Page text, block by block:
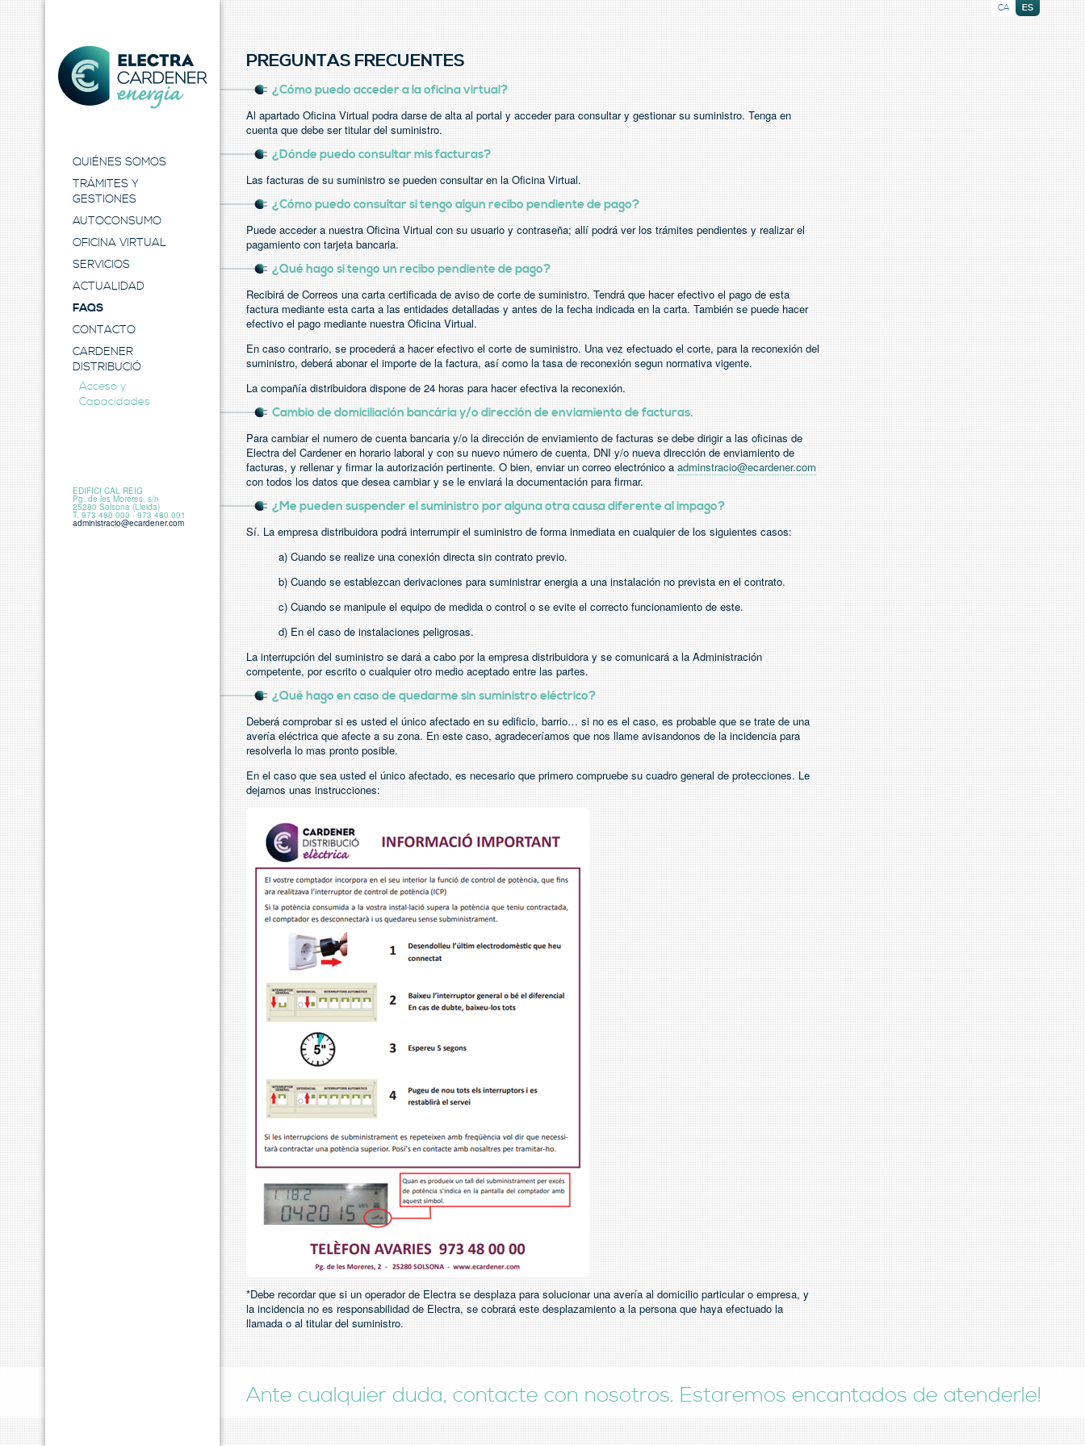
CA ES
Electra Energia
QUIÉNES SOMOS
TRÁMITES Y
GESTIONES
AUTOCONSUMO
OFICINA VIRTUAL
SERVICIOS
ACTUALIDAD
FAQS
CONTACTO
CARDENER
DISTRIBUCIÓ
Acceso y
Capacidades
EDIFICI CAL REIG
Pg. de les Moreres, s/n
25280 Solsona (Lleida)
T. 973 480 000 · 973 480 001
administracio@ecardener.com
PREGUNTAS FRECUENTES
¿Cómo puedo acceder a la oficina virtual?
Al apartado Oficina Virtual podra darse de alta al portal y acceder para consultar y gestionar su suministro. Tenga en
cuenta que debe ser titular del suministro.
¿Dónde puedo consultar mis facturas?
Las facturas de su suministro se pueden consultar en la Oficina Virtual.
¿Cómo puedo consultar si tengo algun recibo pendiente de pago?
Puede acceder a nuestra Oficina Virtual con su usuario y contraseña; allí podrá ver los trámites pendientes y realizar el
pagamiento con tarjeta bancaria.
¿Qué hago si tengo un recibo pendiente de pago?
Recibirá de Correos una carta certificada de aviso de corte de suministro. Tendrá que hacer efectivo el pago de esta
factura mediante esta carta a las entidades detalladas y antes de la fecha indicada en la carta. También se puede hacer
efectivo el pago mediante nuestra Oficina Virtual.
En caso contrario, se procederá a hacer efectivo el corte de suministro. Una vez efectuado el corte, para la reconexión del
suministro, deberá abonar el importe de la factura, así como la tasa de reconexión segun normativa vigente.
La compañía distribuidora dispone de 24 horas para hacer efectiva la reconexión.
Cambio de domiciliación bancária y/o dirección de enviamiento de facturas.
Para cambiar el numero de cuenta bancaria y/o la dirección de enviamiento de facturas se debe dirigir a las oficinas de
Electra del Cardener en horario laboral y con su nuevo número de cuenta, DNI y/o nueva dirección de enviamiento de
facturas, y rellenar y firmar la autorización pertinente. O bien, enviar un correo electrónico a adminstracio@ecardener.com
con todos los datos que desea cambiar y se le enviará la documentación para firmar.
¿Me pueden suspender el suministro por alguna otra causa diferente al impago?
Sí. La empresa distribuidora podrá interrumpir el suministro de forma inmediata en cualquier de los siguientes casos:
a) Cuando se realize una conexión directa sin contrato previo.
b) Cuando se establezcan derivaciones para suministrar energia a una instalación no prevista en el contrato.
c) Cuando se manipule el equipo de medida o control o se evite el correcto funcionamiento de este.
d) En el caso de instalaciones peligrosas.
La interrupción del suministro se dará a cabo por la empresa distribuidora y se comunicará a la Administración
competente, por escrito o cualquier otro medio aceptado entre las partes.
¿Qué hago en caso de quedarme sin suministro eléctrico?
Deberá comprobar si es usted el único afectado en su edificio, barrio… si no es el caso, es probable que se trate de una
avería eléctrica que afecte a su zona. En este caso, agradeceríamos que nos llame avisandonos de la incidencia para
resolverla lo mas pronto posible.
En el caso que sea usted el único afectado, es necesario que primero compruebe su cuadro general de protecciones. Le
dejamos unas instrucciones:
*Debe recordar que si un operador de Electra se desplaza para solucionar una avería al domicilio particular o empresa, y
la incidencia no es responsabilidad de Electra, se cobrará este desplazamiento a la persona que haya efectuado la
llamada o al titular del suministro.
Ante cualquier duda, contacte con nosotros. Estaremos encantados de atenderle!